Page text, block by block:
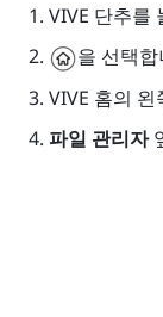
VIVE 단추를
을 선택합
VIVE 홈의 왼
파일 관리자